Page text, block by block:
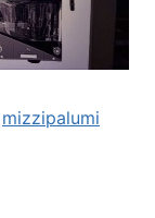
mizzipalumi